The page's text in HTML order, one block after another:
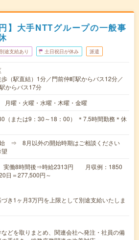
】大手NTTグループの一般事
途支給あり 土日祝日が休み 派遣
（駅直結）1分／門前仲町駅からバス12分／
からバス17分
曜・火曜・水曜・木曜・金曜
（または9：30～18：00） ＊7.5時間勤務＊休
⇒ 8月以外の開始時期はご相談ください
実働8時間後⇒時給2313円 月収例：1850
日＝277,500円～
き1ヶ月3万円を上限として別途支給いたしま
などを取りまとめ、関連会社へ発注・社員の備